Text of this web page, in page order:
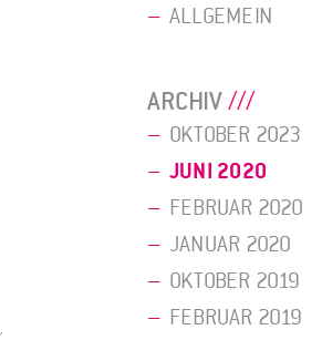
ALLGEMEIN
ARCHIV
OKTOBER 2023
JUNI 2020
FEBRUAR 2020
JANUAR 2020
OKTOBER 2019
FEBRUAR 2019